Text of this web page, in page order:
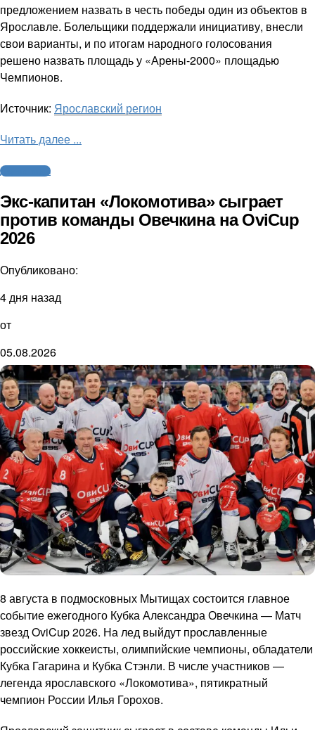
предложением назвать в честь победы один из объектов в
Ярославле. Болельщики поддержали инициативу, внесли
свои варианты, и по итогам народного голосования
решено назвать площадь у «Арены-2000» площадью
Чемпионов.
Источник: Ярославский регион
Читать далее ...
Другие виды
Экс-капитан «Локомотива» сыграет
против команды Овечкина на OviCup
2026
Опубликовано:
4 дня назад
от
05.08.2026
8 августа в подмосковных Мытищах состоится главное
событие ежегодного Кубка Александра Овечкина — Матч
звезд OviCup 2026. На лед выйдут прославленные
российские хоккеисты, олимпийские чемпионы, обладатели
Кубка Гагарина и Кубка Стэнли. В числе участников —
легенда ярославского «Локомотива», пятикратный
чемпион России Илья Горохов.